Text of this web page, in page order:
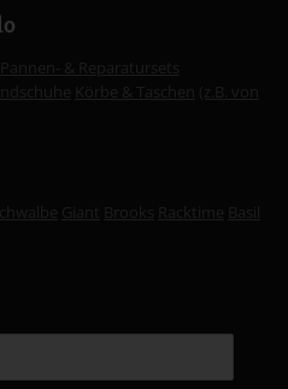
Pannen- & Reparatursets
Körbe & Taschen
(z.B. von
Schwalbe Brooks